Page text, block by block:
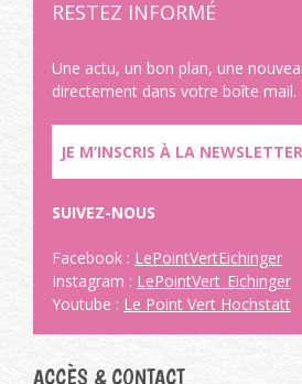
RESTEZ INFORMÉ
Une actu, un bon plan, une
directement dans votre boîte mail.
JE M’INSCRIS À LA NEWSLETTER
SUIVEZ-NOUS
Facebook : LePointVertEichinger
Instagram : LePointVert_Eichinger
Youtube : Le Point Vert Hochstatt
ACCÈS & CONTACT